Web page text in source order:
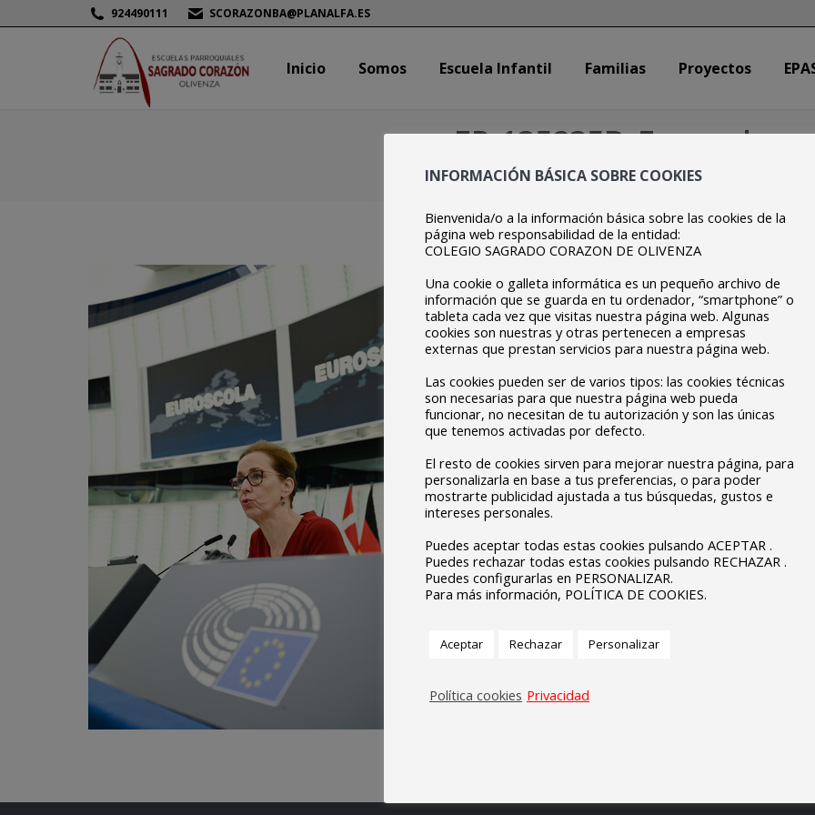
924490111 SCORAZONBA@PLANALFA.ES
Inicio Somos Escuela Infantil Familias Proyectos
EP-135235B_Eurosola
Estás aquí:
Inicio EP-135235B_Eurosola
INFORMACIÓN BÁSICA SOBRE COOKIES
Bienvenida/o a la información básica sobre las cookies de la
página web responsabilidad de la entidad:
COLEGIO SAGRADO CORAZON DE OLIVENZA
Una cookie o galleta informática es un pequeño archivo de
información que se guarda en tu ordenador, “smartphone” o
tableta cada vez que visitas nuestra página web. Algunas
cookies son nuestras y otras pertenecen a empresas
externas que prestan servicios para nuestra página web.
Las cookies pueden ser de varios tipos: las cookies técnicas
son necesarias para que nuestra página web pueda
funcionar, no necesitan de tu autorización y son las únicas
que tenemos activadas por defecto.
El resto de cookies sirven para mejorar nuestra página, para
personalizarla en base a tus preferencias, o para poder
mostrarte publicidad ajustada a tus búsquedas, gustos e
intereses personales.
Puedes aceptar todas estas cookies pulsando ACEPTAR .
Puedes rechazar todas estas cookies pulsando RECHAZAR .
Puedes configurarlas en PERSONALIZAR.
Para más información, POLÍTICA DE COOKIES.
Aceptar Rechazar Personalizar
Política cookies Privacidad
Inicio Somos Escuela Infantil Familias Proyectos